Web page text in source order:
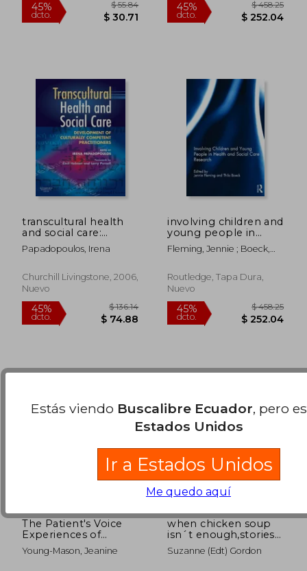
$ 58.79
transcultural health
and social care:
development of
culturally competent
Inglés)
Papadopoulos, Irena
Churchill Livingstone, 2006,
Nuevo
involving children and
young people in
health and social care
research (en Inglés)
Fleming, Jennie ; Boeck,
Routledge, Tapa Dura,
Nuevo
The Patient's Voice
Experiences of
Illness, 2nd edition
(en Inglés)
Young-Mason, Jeanine
when chicken soup
isn´t enough,stories
of nurses standing up
for themselves, their
Suzanne (edt) Gordon
Estás viendo Buscalibre Ecuador, pero
Estados Unidos
Ir a Estados Unidos
Me quedo aquí